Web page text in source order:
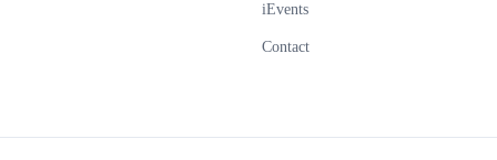
iEvents
Contact